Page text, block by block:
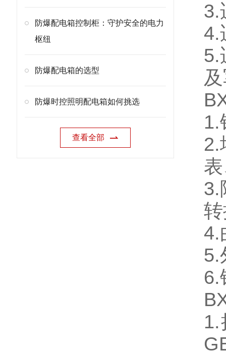
防爆配电箱控制柜：守护安全的电力
枢纽
防爆配电箱的选型
防爆时控照明配电箱如何挑选
查看全部
3.
4.
5.
1.
2.
3.
4.
5.
6.
1.